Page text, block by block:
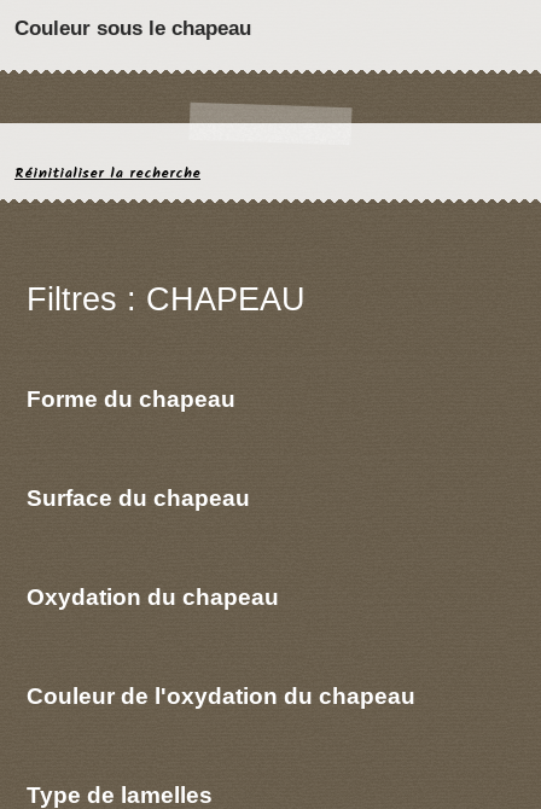
Couleur sous le chapeau
Réinitialiser la recherche
Filtres : CHAPEAU
Forme du chapeau
Surface du chapeau
Oxydation du chapeau
Couleur de l'oxydation du chapeau
Type de lamelles